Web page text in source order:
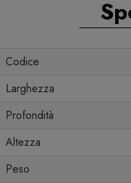
Codice
Larghezza
Profondità
Altezza
Peso